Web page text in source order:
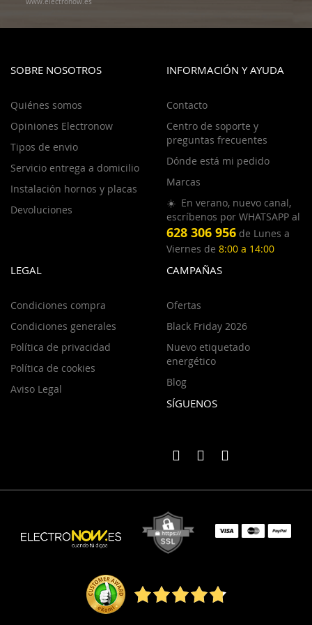
SOBRE NOSOTROS
Quiénes somos
Opiniones Electronow
Tipos de envio
Servicio entrega a domicilio
Instalación hornos y placas
Devoluciones
INFORMACIÓN Y AYUDA
Contacto
Centro de soporte y
preguntas frecuentes
Dónde está mi pedido
Marcas
☀️ En verano, nuevo canal,
escríbenos por WHATSAPP al
628 306 956 de Lunes a
Viernes de 8:00 a 14:00
LEGAL
Condiciones compra
Condiciones generales
Política de privacidad
Política de cookies
Aviso Legal
CAMPAÑAS
Ofertas
Black Friday 2026
Nuevo etiquetado
energético
Blog
SÍGUENOS